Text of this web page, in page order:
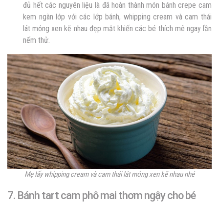
đủ hết các nguyên liệu là đã hoàn thành món bánh crepe cam
kem ngàn lớp với các lớp bánh, whipping cream và cam thái
lát mỏng xen kẽ nhau đẹp mắt khiến các bé thích mê ngay lần
nếm thử.
Mẹ lấy whipping cream và cam thái lát mỏng xen kẽ nhau nhé
7. Bánh tart cam phô mai thơm ngậy cho bé